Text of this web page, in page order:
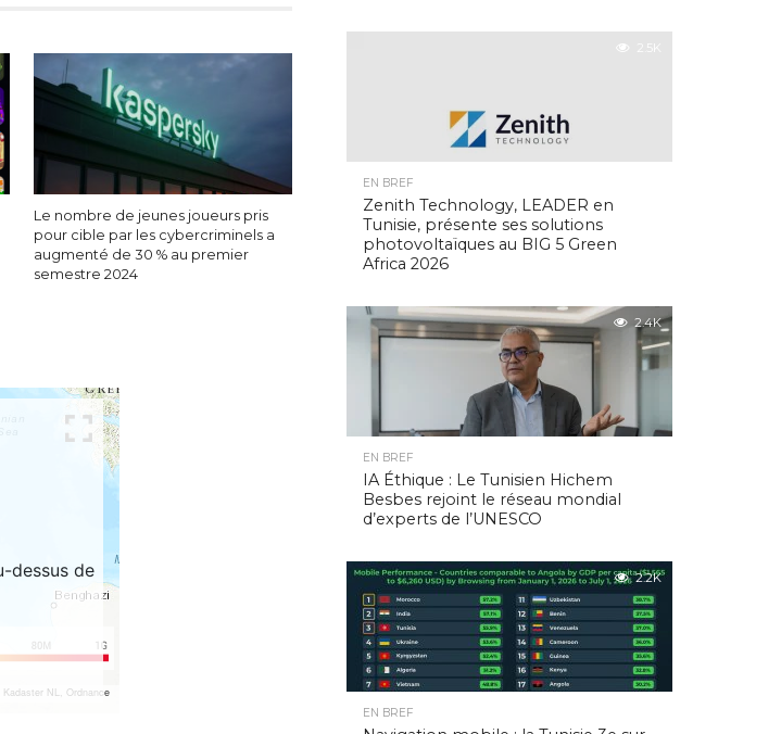
Le nombre de jeunes joueurs pris
pour cible par les cybercriminels a
augmenté de 30 % au premier
semestre 2024
2.5K
EN BREF
Zenith Technology, LEADER en
Tunisie, présente ses solutions
photovoltaïques au BIG 5 Green
Africa 2026
2.4K
EN BREF
IA Éthique : Le Tunisien Hichem
Besbes rejoint le réseau mondial
d’experts de l’UNESCO
2.2K
EN BREF